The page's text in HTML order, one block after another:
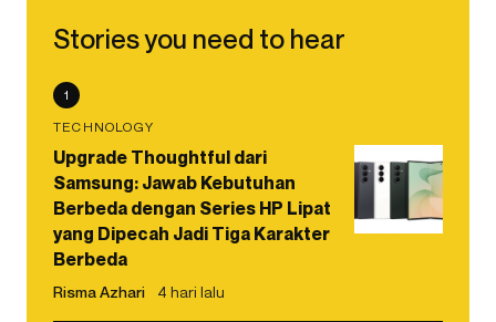
Stories you need to hear
1
TECHNOLOGY
Upgrade Thoughtful dari
Samsung: Jawab Kebutuhan
Berbeda dengan Series HP Lipat
yang Dipecah Jadi Tiga Karakter
Berbeda
Risma Azhari 4 hari lalu